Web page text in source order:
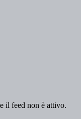
il feed non è attivo.